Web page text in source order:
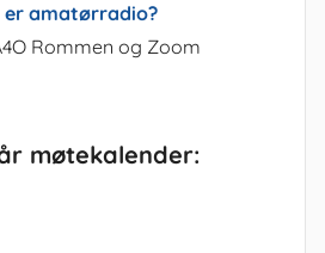
er amatørradio?
Rommen og Zoom
møtekalender: